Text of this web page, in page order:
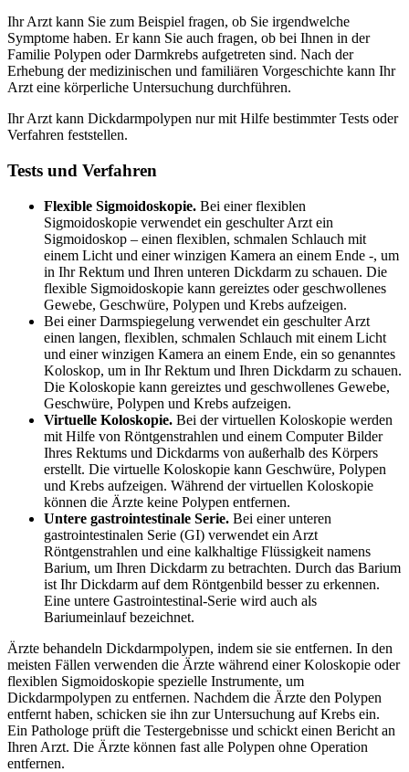
Ihr Arzt kann Sie zum Beispiel fragen, ob Sie irgendwelche
Symptome haben. Er kann Sie auch fragen, ob bei Ihnen in der
Familie Polypen oder Darmkrebs aufgetreten sind. Nach der
Erhebung der medizinischen und familiären Vorgeschichte kann Ihr
Arzt eine körperliche Untersuchung durchführen.
Ihr Arzt kann Dickdarmpolypen nur mit Hilfe bestimmter Tests oder
Verfahren feststellen.
Tests und Verfahren
Flexible Sigmoidoskopie. Bei einer flexiblen
Sigmoidoskopie verwendet ein geschulter Arzt ein
Sigmoidoskop – einen flexiblen, schmalen Schlauch mit
einem Licht und einer winzigen Kamera an einem Ende -, um
in Ihr Rektum und Ihren unteren Dickdarm zu schauen. Die
flexible Sigmoidoskopie kann gereiztes oder geschwollenes
Gewebe, Geschwüre, Polypen und Krebs aufzeigen.
Bei einer Darmspiegelung verwendet ein geschulter Arzt
einen langen, flexiblen, schmalen Schlauch mit einem Licht
und einer winzigen Kamera an einem Ende, ein so genanntes
Koloskop, um in Ihr Rektum und Ihren Dickdarm zu schauen.
Die Koloskopie kann gereiztes und geschwollenes Gewebe,
Geschwüre, Polypen und Krebs aufzeigen.
Virtuelle Koloskopie. Bei der virtuellen Koloskopie werden
mit Hilfe von Röntgenstrahlen und einem Computer Bilder
Ihres Rektums und Dickdarms von außerhalb des Körpers
erstellt. Die virtuelle Koloskopie kann Geschwüre, Polypen
und Krebs aufzeigen. Während der virtuellen Koloskopie
können die Ärzte keine Polypen entfernen.
Untere gastrointestinale Serie. Bei einer unteren
gastrointestinalen Serie (GI) verwendet ein Arzt
Röntgenstrahlen und eine kalkhaltige Flüssigkeit namens
Barium, um Ihren Dickdarm zu betrachten. Durch das Barium
ist Ihr Dickdarm auf dem Röntgenbild besser zu erkennen.
Eine untere Gastrointestinal-Serie wird auch als
Bariumeinlauf bezeichnet.
Ärzte behandeln Dickdarmpolypen, indem sie sie entfernen. In den
meisten Fällen verwenden die Ärzte während einer Koloskopie oder
flexiblen Sigmoidoskopie spezielle Instrumente, um
Dickdarmpolypen zu entfernen. Nachdem die Ärzte den Polypen
entfernt haben, schicken sie ihn zur Untersuchung auf Krebs ein.
Ein Pathologe prüft die Testergebnisse und schickt einen Bericht an
Ihren Arzt. Die Ärzte können fast alle Polypen ohne Operation
entfernen.